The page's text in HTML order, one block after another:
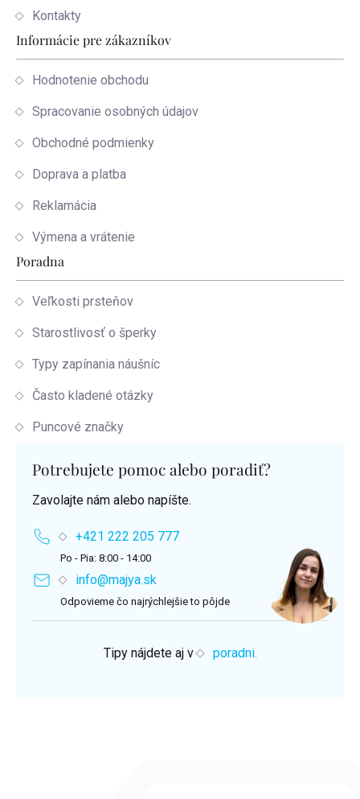
Kontakty
Informácie pre zákazníkov
Hodnotenie obchodu
Spracovanie osobných údajov
Obchodné podmienky
Doprava a platba
Reklamácia
Výmena a vrátenie
Poradna
Veľkosti prsteňov
Starostlivosť o šperky
Typy zapínania náušníc
Často kladené otázky
Puncové značky
Potrebujete pomoc alebo poradiť?
Zavolajte nám alebo napíšte.
+421 222 205 777
Po - Pia: 8:00 - 14:00
info@majya.sk
Odpovieme čo najrýchlejšie to pôjde
Tipy nájdete aj v poradni.